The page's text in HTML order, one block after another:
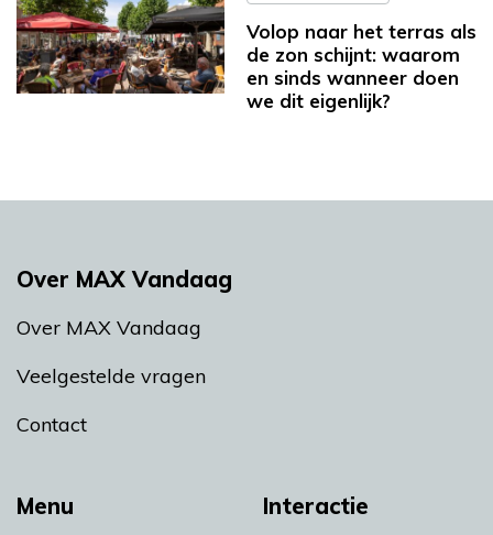
Volop naar het terras als
de zon schijnt: waarom
en sinds wanneer doen
we dit eigenlijk?
Menu Interactie
Over MAX Vandaag
Over MAX Vandaag
Veelgestelde vragen
Contact